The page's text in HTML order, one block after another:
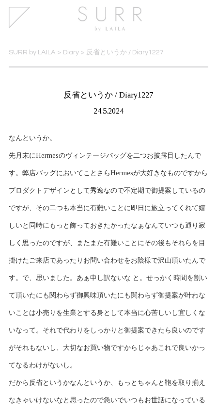
SURR by LAILA > Diary> 反省というか / Diary1227
反省というか / Diary1227
24.5.2024
なんというか。
先月末にHermesのヴィンテージバッグを二つお披露目したんで
す。弊店バッグにおいてことさらHermesが大好きなものですから
プロダクトデザインとして秀逸なので不定期で御提案しているの
ですが、その二つも本当に有難いことに即日に旅立ってくれて嬉
しいと同時にもっと飾っておきたかったなぁなんていつも通り寂
しく思ったのですが、またまた有難いことにその後もそれらを目
掛けたご来店であったりお問い合わせをお陰様で沢山頂いたんで
す。で、思いました。あぁ申し訳ないな と。せっかく時間を割い
て頂いたにも関わらず御興味頂いたにも関わらず御提案が叶わな
いことは小売りを生業とする身として本当に心苦しいし宜しくな
いなって。それで代わりをしっかりと御提案できたら良いのです
がそれもないし、大切なお買い物ですからじゃあこれで良いかっ
てなるわけがないし。
だから反省というかなんというか、もっとちゃんと鞄を取り揃え
なきゃいけないなと思ったので急いでいつもお世話になっている